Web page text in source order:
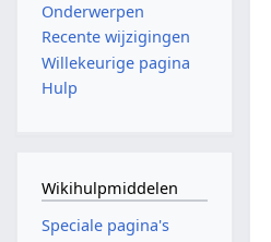
Onderwerpen
Recente wijzigingen
Willekeurige pagina
Hulp
Wikihulpmiddelen
Speciale pagina's